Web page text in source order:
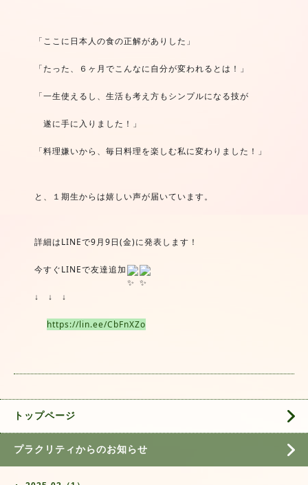
「ここに日本人の食の正解がありした」
「たった、６ヶ月でこんなに自分が変われるとは！」
「一生使えるし、生活も考え方もシンプルになる技が
遂に手に入りました！」
「料理嫌いから、毎日料理を楽しむ私に変わりました！」
と、１期生からは嬉しい声が届いています。
詳細はLINEで9月9日(金)に発表します！
今すぐLINEで友達追加
↓　↓　↓
https://lin.ee/CbFnXZo
トップページ
プラクリティからのお知らせ